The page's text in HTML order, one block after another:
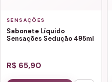
SENSAÇÕES
Sabonete Líquido
Sensações Sedução 495ml
R$ 65,90